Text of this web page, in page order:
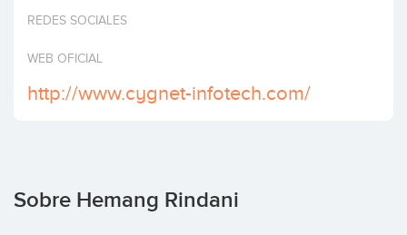
Invertir
REDES SOCIALES
WEB OFICIAL
http://www.cygnet-infotech.com/
Sobre Hemang Rindani